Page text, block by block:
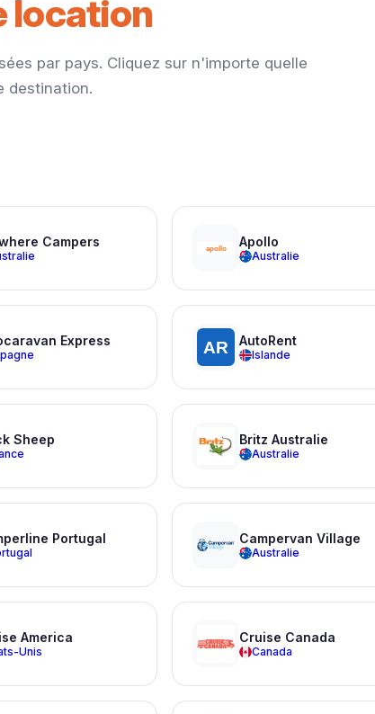
location
par pays. Cliquez sur n'importe quelle
destination.
Campers Apollo
Australie
Express AutoRent
Islande
Sheep Britz Australie
Australie
Portugal Campervan Village
Australie
America
Unis
Cruise Canada
Canada